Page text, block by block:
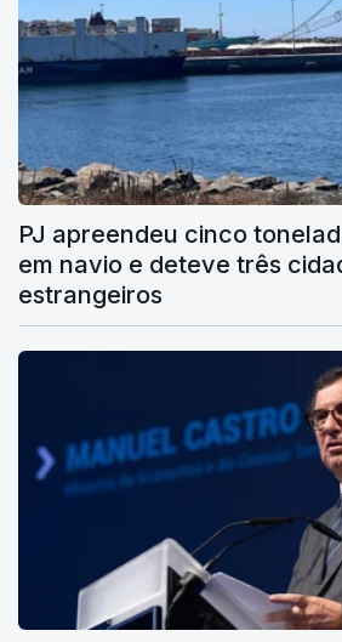
PJ apreendeu cinco
em navio e deteve três
estrangeiros